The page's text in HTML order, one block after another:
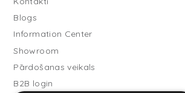
Blogs
Information Center
Showroom
Pārdošanas veikals
B2B login